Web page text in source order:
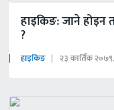
हाइकिङ: जाने होइन
?
हाइकिङ २३ कार्तिक